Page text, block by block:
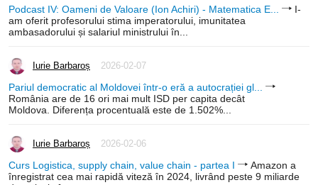
Podcast IV: Oameni de Valoare (Ion Achiri) - Matematica E...
I-
am oferit profesorului stima imperatorului, imunitatea
ambasadorului și salariul ministrului în...
Iurie Barbaroș 2026-02-07
Pariul democratic al Moldovei într-o eră a autocrației gl...
România are de 16 ori mai mult ISD per capita decât
Moldova. Diferența procentuală este de 1.502%...
Iurie Barbaroș 2026-02-06
Curs Logistica, supply chain, value chain - partea I
Amazon a
înregistrat cea mai rapidă viteză în 2024, livrând peste 9 miliarde